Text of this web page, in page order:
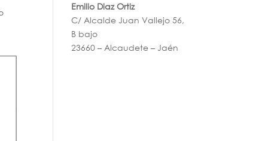
Emilio Diaz Ortiz
C/ Alcalde Juan Vallejo 56,
B bajo
23660 – Alcaudete – Jaén